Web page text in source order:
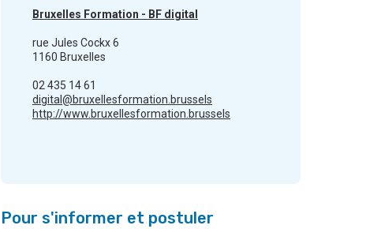
Bruxelles Formation - BF digital
rue Jules Cockx 6
1160 Bruxelles
02 435 14 61
digital@bruxellesformation.brussels
http://www.bruxellesformation.brussels
Pour s'informer et postuler